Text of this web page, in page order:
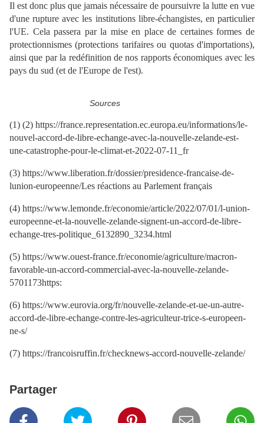
Il est donc plus que jamais nécessaire de poursuivre la lutte en vue
d'une rupture avec les institutions libre-échangistes, en particulier
l'UE. Cela passera par la mise en place de certaines formes de
protectionnismes (protections tarifaires ou quotas d'importations),
ainsi que par la redéfinition de nos rapports économiques avec les
pays du sud (et de l'Europe de l'est).
Sources
(1) (2) https://france.representation.ec.europa.eu/informations/le-
nouvel-accord-de-libre-echange-avec-la-nouvelle-zelande-est-
une-catastrophe-pour-le-climat-et-2022-07-11_fr
(3) https://www.liberation.fr/dossier/presidence-francaise-de-
lunion-europeenne/Les réactions au Parlement français
(4) https://www.lemonde.fr/economie/article/2022/07/01/l-union-
europeenne-et-la-nouvelle-zelande-signent-un-accord-de-libre-
echange-tres-politique_6132890_3234.html
(5) https://www.ouest-france.fr/economie/agriculture/macron-
favorable-un-accord-commercial-avec-la-nouvelle-zelande-
5701173https:
(6) https://www.eurovia.org/fr/nouvelle-zelande-et-ue-un-autre-
accord-de-libre-echange-contre-les-agriculteur-trice-s-europeen-
ne-s/
(7) https://francoisruffin.fr/checknews-accord-nouvelle-zelande/
Partager